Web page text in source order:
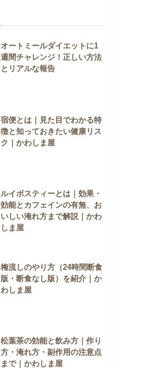
オートミールダイエットに1
週間チャレンジ！正しい方法
とリアルな報告
宿便とは｜見た目でわかる特
徴と知っておきたい健康リス
ク｜かわしま屋
ルイボスティーとは｜効果・
効能とカフェインの有無、お
いしい淹れ方まで解説｜かわ
しま屋
梅流しのやり方（24時間断食
版・断食なし版）を紹介｜か
わしま屋
松葉茶の効能と飲み方｜作り
方・淹れ方・副作用の注意点
まで｜かわしま屋